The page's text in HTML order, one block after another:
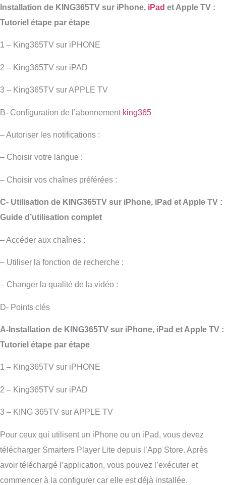
Installation de KING365TV sur iPhone, iPad et Apple TV :
Tutoriel étape par étape
1 – King365TV sur iPHONE
2 – King365TV sur iPAD
3 – King365TV sur APPLE TV
B- Configuration de l’abonnement king365
– Autoriser les notifications :
– Choisir votre langue :
– Choisir vos chaînes préférées :
C- Utilisation de KING365TV sur iPhone, iPad et Apple TV :
Guide d’utilisation complet
– Accéder aux chaînes :
– Utiliser la fonction de recherche :
– Changer la qualité de la vidéo :
D- Points clés
A-Installation de KING365TV sur iPhone, iPad et Apple TV :
Tutoriel étape par étape
1 – King365TV sur iPHONE
2 – King365TV sur iPAD
3 – KING 365TV sur APPLE TV
Pour ceux qui utilisent un iPhone ou un iPad, vous devez
télécharger Smarters Player Lite depuis l’App Store. Après
avoir téléchargé l’application, vous pouvez l’exécuter et
commencer à la configurer car elle est déjà installée.